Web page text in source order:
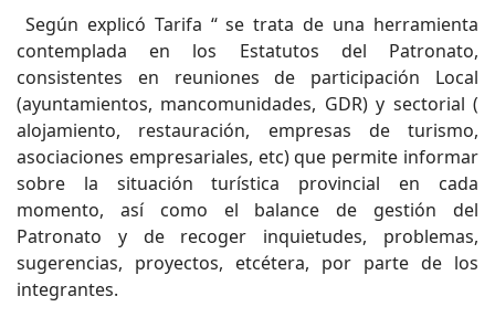
Según explicó Tarifa “ se trata de una herramienta
contemplada en los Estatutos del Patronato,
consistentes en reuniones de participación Local
(ayuntamientos, mancomunidades, GDR) y sectorial (
alojamiento, restauración, empresas de turismo,
asociaciones empresariales, etc) que permite informar
sobre la situación turística provincial en cada
momento, así como el balance de gestión del
Patronato y de recoger inquietudes, problemas,
sugerencias, proyectos, etcétera, por parte de los
integrantes.